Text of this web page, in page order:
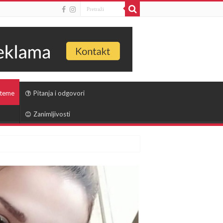
Pitanja i odgovori
Zanimljivosti